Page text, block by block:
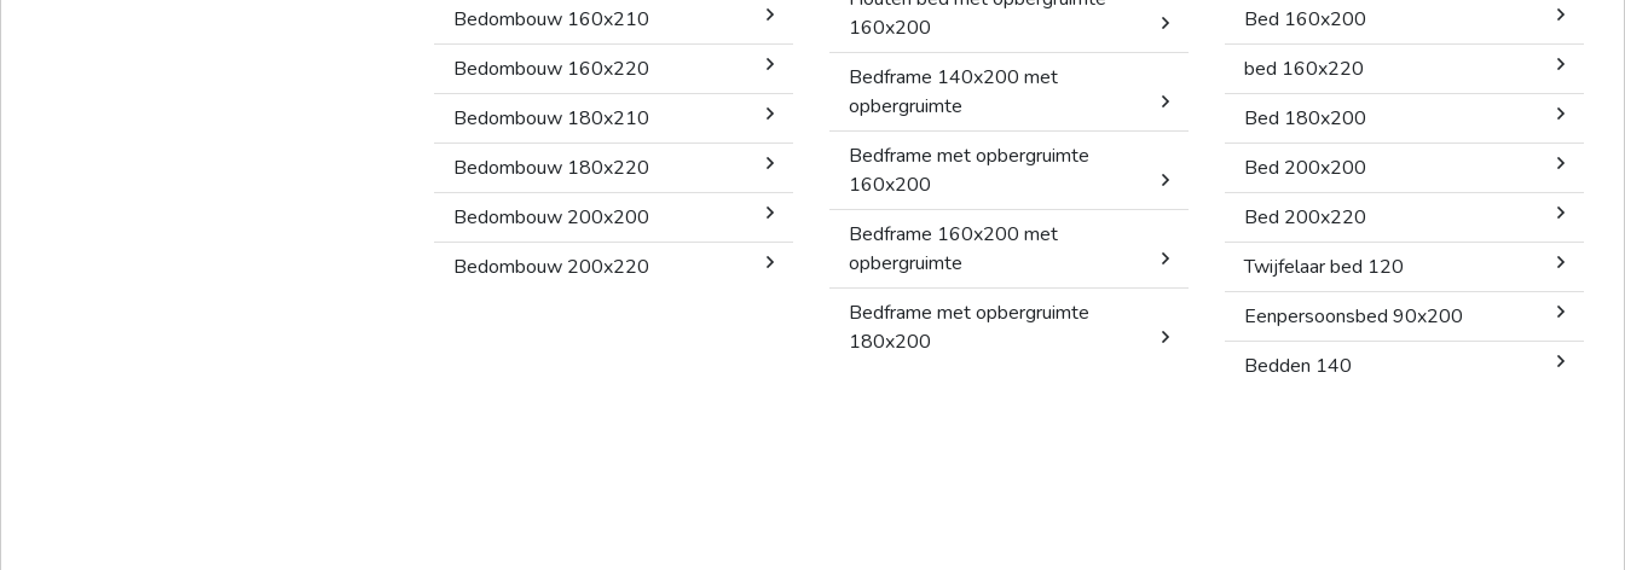
Bedombouw 160x210
Bedombouw 160x220
Bedombouw 180x210
Bedombouw 180x220
Bedombouw 200x200
Bedombouw 200x220
160x200
Bedframe 140x200 met
opbergruimte
Bedframe met opbergruimte
160x200
Bedframe 160x200 met
opbergruimte
Bedframe met opbergruimte
180x200
Bed 160x200
bed 160x220
Bed 180x200
Bed 200x200
Bed 200x220
Twijfelaar bed 120
Eenpersoonsbed 90x200
Bedden 140